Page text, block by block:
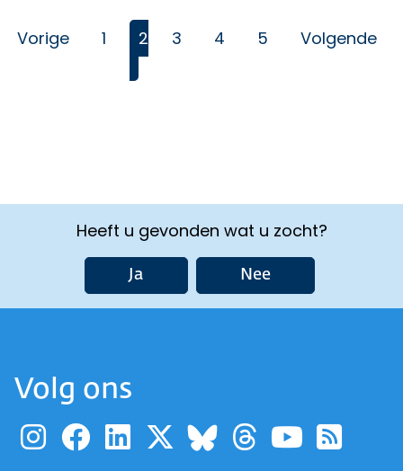
Vorige 1
2
(Huidige)
3 4 5 Volgende
Heeft u gevonden wat u zocht?
Ja Nee
Volg ons
Ga naar de pagina van
Ga naar de pagina
Ga naar de
Ga naar de
Ga naar de
Ga naar
Ga